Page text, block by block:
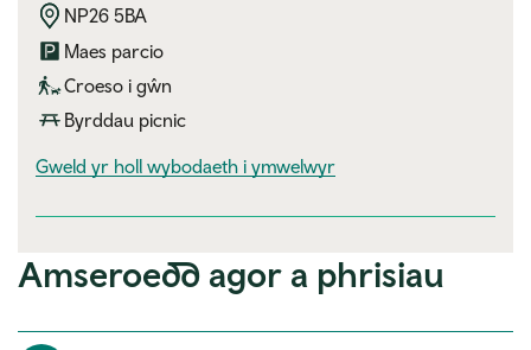
NP26 5BA
Maes parcio
Croeso i gŵn
Byrddau picnic
Gweld yr holl wybodaeth i ymwelwyrvisitor information
Amseroedd agor a phrisiau